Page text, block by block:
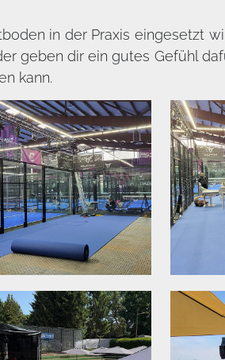
in der Praxis eingesetzt
geben dir ein gutes Gefühl
kann.